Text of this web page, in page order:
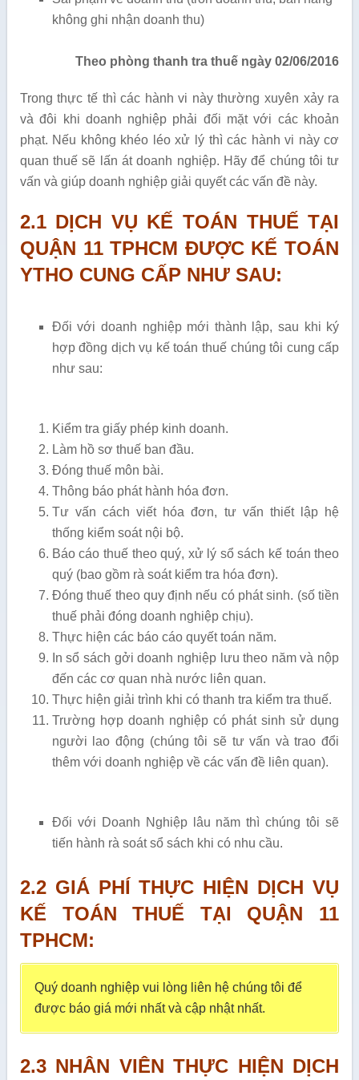
không ghi nhận doanh thu)
Theo phòng thanh tra thuế ngày 02/06/2016
Trong thực tế thì các hành vi này thường xuyên xảy ra
và đôi khi doanh nghiệp phải đối mặt với các khoản
phạt. Nếu không khéo léo xử lý thì các hành vi này cơ
quan thuế sẽ lấn át doanh nghiệp. Hãy để chúng tôi tư
vấn và giúp doanh nghiệp giải quyết các vấn đề này.
2.1 DỊCH VỤ KẾ TOÁN THUẾ TẠI
QUẬN 11 TPHCM ĐƯỢC KẾ TOÁN
YTHO CUNG CẤP NHƯ SAU:
Đối với doanh nghiệp mới thành lập, sau khi ký
hợp đồng dịch vụ kế toán thuế chúng tôi cung cấp
như sau:
Kiểm tra giấy phép kinh doanh.
Làm hồ sơ thuế ban đầu.
Đóng thuế môn bài.
Thông báo phát hành hóa đơn.
Tư vấn cách viết hóa đơn, tư vấn thiết lập hệ
thống kiểm soát nội bộ.
Báo cáo thuế theo quý, xử lý sổ sách kế toán theo
quý (bao gồm rà soát kiểm tra hóa đơn).
Đóng thuế theo quy định nếu có phát sinh. (số tiền
thuế phải đóng doanh nghiệp chịu).
Thực hiện các báo cáo quyết toán năm.
In sổ sách gởi doanh nghiệp lưu theo năm và nộp
đến các cơ quan nhà nước liên quan.
Thực hiện giải trình khi có thanh tra kiểm tra thuế.
Trường hợp doanh nghiệp có phát sinh sử dụng
người lao động (chúng tôi sẽ tư vấn và trao đổi
thêm với doanh nghiệp về các vấn đề liên quan).
Đối với Doanh Nghiệp lâu năm thì chúng tôi sẽ
tiến hành rà soát sổ sách khi có nhu cầu.
2.2 GIÁ PHÍ THỰC HIỆN DỊCH VỤ
KẾ TOÁN THUẾ TẠI QUẬN 11
TPHCM:
Quý doanh nghiệp vui lòng liên hệ chúng tôi để
được báo giá mới nhất và cập nhật nhất.
2.3 NHÂN VIÊN THỰC HIỆN DỊCH